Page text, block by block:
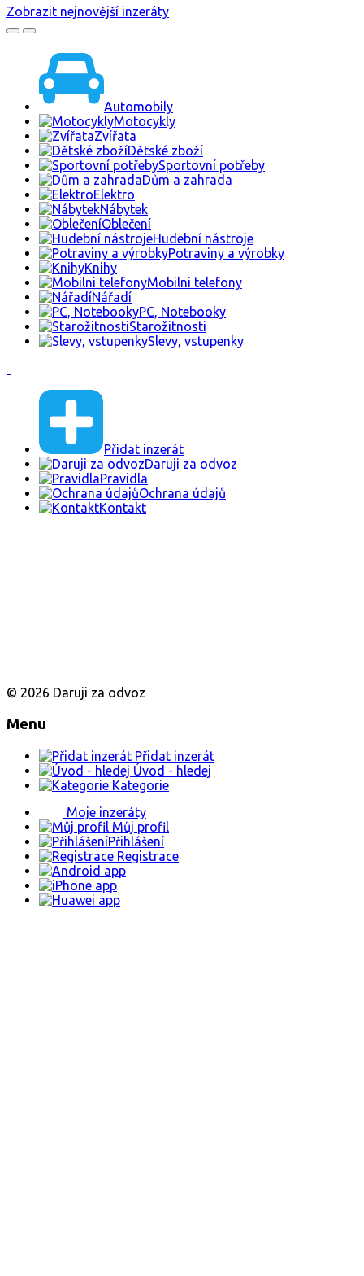
Zobrazit nejnovější inzeráty
Automobily
Motocykly
Zvířata
Dětské zboží
Sportovní potřeby
Dům a zahrada
Elektro
Nábytek
Oblečení
Hudební nástroje
Potraviny a výrobky
Knihy
Mobilni telefony
Nářadí
PC, Notebooky
Starožitnosti
Slevy, vstupenky
Přidat inzerát
Daruji za odvoz
Pravidla
Ochrana údajů
Kontakt
© 2026 Daruji za odvoz
Menu
Přidat inzerát
Úvod - hledej
Kategorie
Moje inzeráty
Můj profil
Přihlášení
Registrace